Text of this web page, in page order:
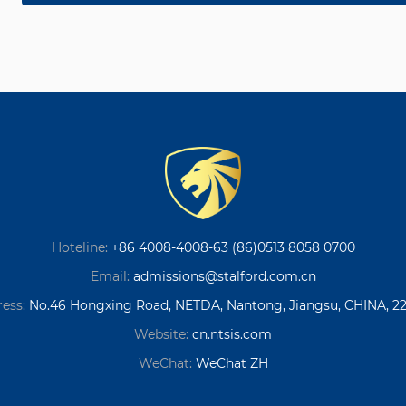
Hoteline: +86 4008-4008-63 (86)0513 8058 0700
Email: admissions@stalford.com.cn
No.46 Hongxing Road, NETDA, Nantong, Jiangsu, CHINA,
Website: cn.ntsis.com
WeChat: WeChat ZH